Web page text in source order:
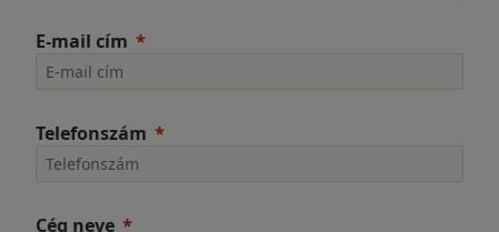
E-mail cím
Telefonszám
Cég neve